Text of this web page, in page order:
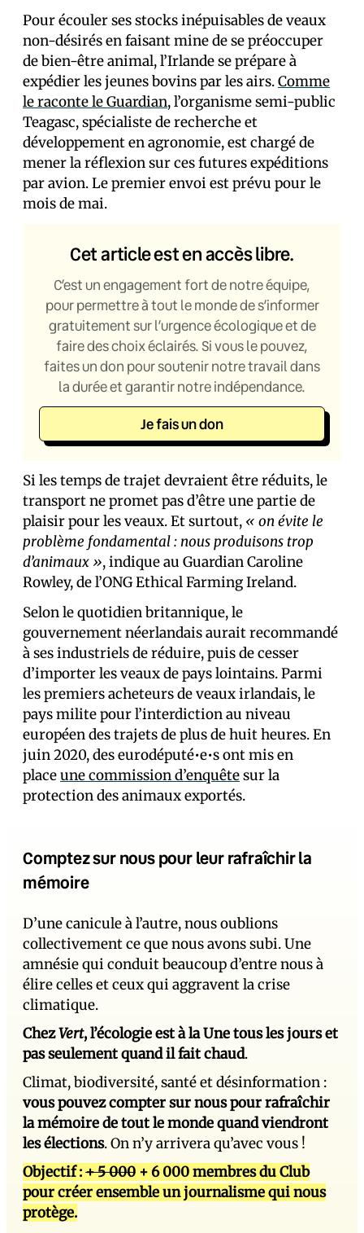
Pour écouler ses stocks inépuisables de veaux
non-désirés en faisant mine de se préoccuper
de bien-être animal, l’Irlande se prépare à
expédier les jeunes bovins par les airs.Comme
le raconte le Guardian, l’organisme semi-public
Teagasc, spécialiste de recherche et
développement en agronomie, est chargé de
mener la réflexion sur ces futures expéditions
par avion. Le premier envoi est prévu pour le
mois de mai.
Cet article est en accès libre.
C’est un engagement fort de notre équipe,
pour permettre à tout le monde de s’informer
gratuitement sur l’urgence écologique et de
faire des choix éclairés. Si vous le pouvez,
faites un don pour soutenir notre travail dans
la durée et garantir notre indépendance.
Je fais un don
Si les temps de trajet devraient être réduits, le
transport ne promet pas d’être une partie de
plaisir pour les veaux. Et surtout, « on évite le
problème fondamental : nous produisons trop
d’animaux », indique au Guardian Caroline
Rowley, de l’ONG Ethical Farming Ireland.
Selon le quotidien britannique, le
gouvernement néerlandais aurait recommandé
à ses industriels de réduire, puis de cesser
d’importer les veaux de pays lointains. Parmi
les premiers acheteurs de veaux irlandais, le
pays milite pour l’interdiction au niveau
européen des trajets de plus de huit heures. En
juin 2020, des eurodéputé•e•s ont mis en
placeune commission d’enquêtesur la
protection des animaux exportés.
Comptez sur nous pour leur rafraîchir la
mémoire
D’une canicule à l’autre, nous oublions
collectivement ce que nous avons subi. Une
amnésie qui conduit beaucoup d’entre nous à
élire celles et ceux qui aggravent la crise
climatique.
ChezVert, l’écologie est à la Une tous les jours et
pas seulement quand il fait chaud.
Climat, biodiversité, santé et désinformation :
vous pouvez compter sur nous pour rafraîchir
la mémoire de tout le monde quand viendront
les élections. On n’y arrivera qu’avec vous !
Objectif :+ 5 000 + 6 000 membres du Club
pour créer ensemble un journalisme qui nous
protège.